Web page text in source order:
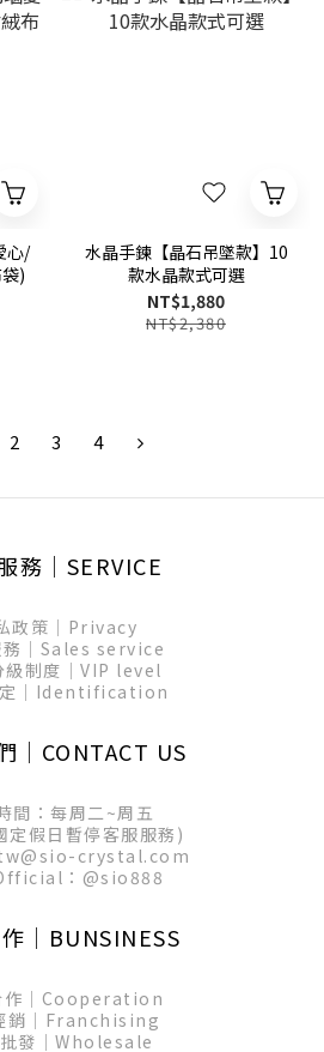
心/
)
水晶手鍊【晶石吊墜款】10
款水晶款式可選
NT$1,880
NT$2,380
2 3 4
務│SERVICE
政策│Privacy
務│Sales service
級制度│VIP level
定│Identification
│CONTACT US
間：每周二~周五
定假日暫停客服服務)
crystal.com
： @sio888
│BUNSINESS
作│Cooperation
銷│Franchising
批發│Wholesale